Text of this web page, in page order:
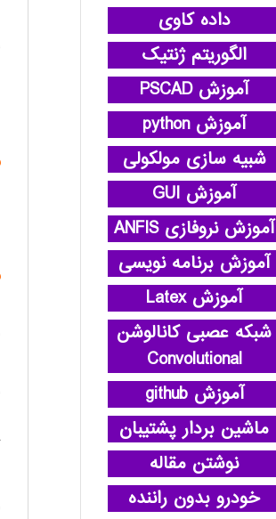
داده کاوی
الگوریتم ژنتیک
آموزش PSCAD
آموزش python
شبیه سازی مولکولی
آموزش GUI
آموزش نروفازی ANFIS
آموزش برنامه نویسی
آموزش Latex
شبکه عصبی کانالوشن
Convolutional
آموزش github
ماشین بردار پشتیبان
نوشتن مقاله
خودرو بدون راننده